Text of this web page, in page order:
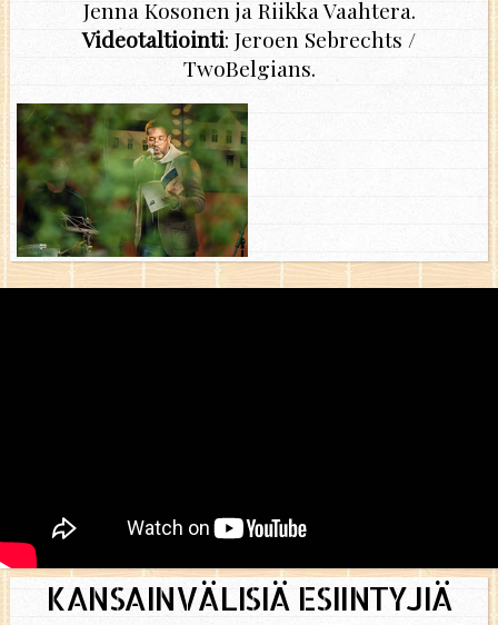
Jenna Kosonen ja Riikka Vaahtera.
Videotaltiointi: Jeroen Sebrechts /
TwoBelgians.
KANSAINVÄLISIÄ ESIINTYJIÄ